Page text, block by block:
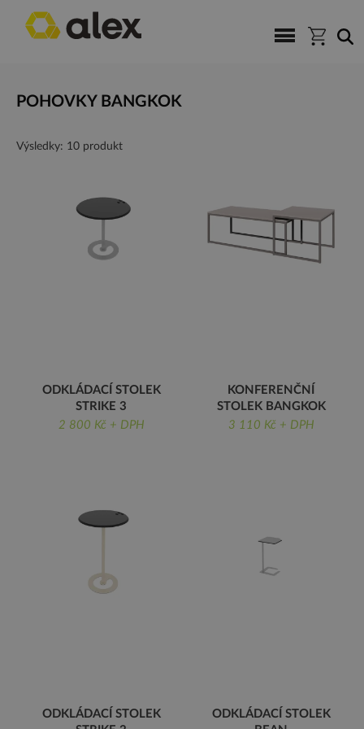
POHOVKY BANGKOK
Výsledky: 10 produkt
ODKLÁDACÍ STOLEK
STRIKE 3
VÝŠKA 45 CM
2 800 Kč + DPH
KONFERENČNÍ
STOLEK BANGKOK
SET 2 KS STOLKŮ
3 110 Kč + DPH
ODKLÁDACÍ STOLEK
ODKLÁDACÍ STOLEK